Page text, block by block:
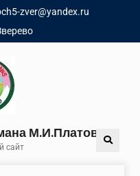
zver@yandex.ru
М.И.Платова
сайт
Search